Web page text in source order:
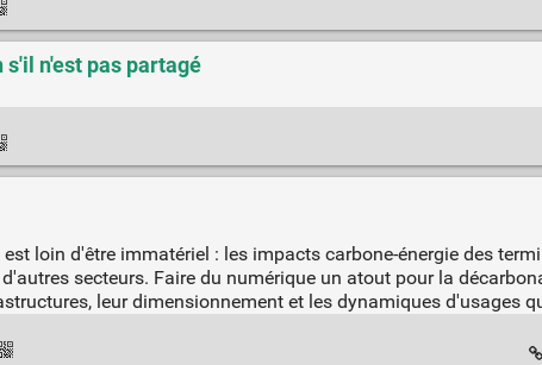
n'est pas partagé
loin d'être immatériel : les impacts carbone-énergie des
secteurs. Faire du numérique un atout pour la
leur dimensionnement et les dynamiques d'usages